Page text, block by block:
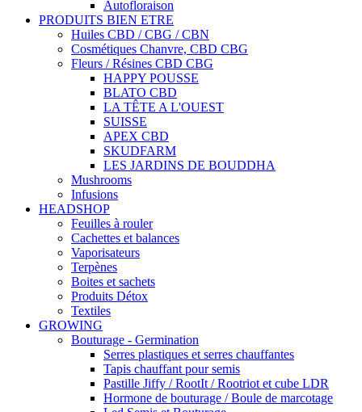
Autofloraison
PRODUITS BIEN ETRE
Huiles CBD / CBG / CBN
Cosmétiques Chanvre, CBD CBG
Fleurs / Résines CBD CBG
HAPPY POUSSE
BLATO CBD
LA TÊTE A L'OUEST
SUISSE
APEX CBD
SKUDFARM
LES JARDINS DE BOUDDHA
Mushrooms
Infusions
HEADSHOP
Feuilles à rouler
Cachettes et balances
Vaporisateurs
Terpènes
Boites et sachets
Produits Détox
Textiles
GROWING
Bouturage - Germination
Serres plastiques et serres chauffantes
Tapis chauffant pour semis
Pastille Jiffy / RootIt / Rootriot et cube LDR
Hormone de bouturage / Boule de marcotage